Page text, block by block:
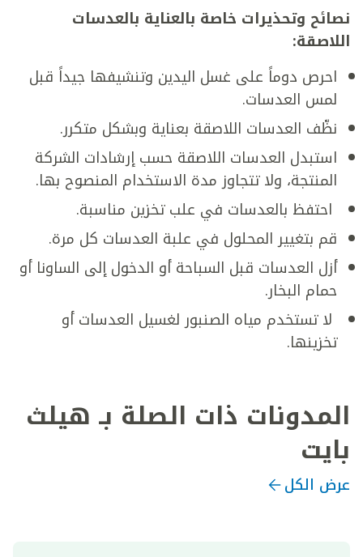
نصائح وتحذيرات خاصة بالعناية بالعدسات
اللاصقة:
­احرص دوماً على غسل اليدين وتنشيفها جيداً قبل
لمس العدسات.
نظّف العدسات اللاصقة بعناية وبشكل متكرر.
استبدل العدسات اللاصقة حسب إرشادات الشركة
المنتجة، ولا تتجاوز مدة الاستخدام المنصوح بها.
­ احتفظ بالعدسات في علب تخزين مناسبة.
قم بتغيير المحلول في علبة العدسات كل مرة.
أزل العدسات قبل السباحة أو الدخول إلى الساونا أو
حمام البخار.
­ لا تستخدم مياه الصنبور لغسيل العدسات أو
تخزينها.
المدونات ذات الصلة بـ هيلث
بايت
عرض الكل